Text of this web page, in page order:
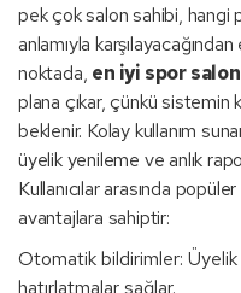
pek çok salon sahibi, hangi
anlamıyla
noktada, en iyi spor
plana çıkar, çünkü sistemin
beklenir. Kolay kullanım
üyelik yenileme ve anlık
Kullanıcılar arasında
avantajlara sahiptir:
Otomatik bildirimler:
hatırlatmalar sağlar.